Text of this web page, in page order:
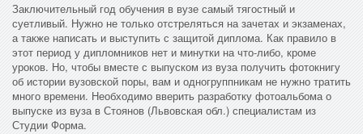
Заключительный год обучения в вузе самый тягостный и
суетливый. Нужно не только отстреляться на зачетах и экзаменах,
а также написать и выступить с защитой диплома. Как правило в
этот период у дипломников нет и минутки на что-либо, кроме
уроков. Но, чтобы вместе с выпуском из вуза получить фотокнигу
об истории вузовской поры, вам и одногруппникам не нужно тратить
много времени. Необходимо вверить разработку фотоальбома о
выпуске из вуза в Стоянов (Львовская обл.) специалистам из
Студии Форма.